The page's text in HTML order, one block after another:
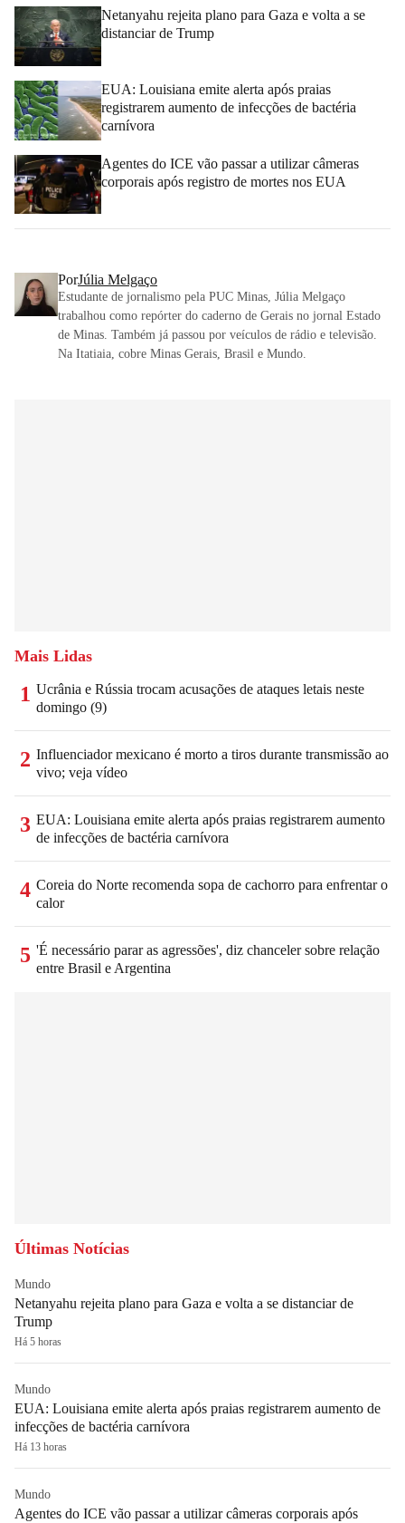
Netanyahu rejeita plano para Gaza e volta a se
distanciar de Trump
EUA: Louisiana emite alerta após praias
registrarem aumento de infecções de bactéria
carnívora
Agentes do ICE vão passar a utilizar câmeras
corporais após registro de mortes nos EUA
PorJúlia Melgaço
Estudante de jornalismo pela PUC Minas, Júlia Melgaço
trabalhou como repórter do caderno de Gerais no jornal Estado
de Minas. Também já passou por veículos de rádio e televisão.
Na Itatiaia, cobre Minas Gerais, Brasil e Mundo.
Mais Lidas
1 Ucrânia e Rússia trocam acusações de ataques letais neste
domingo (9)
2 Influenciador mexicano é morto a tiros durante transmissão ao
vivo; veja vídeo
3 EUA: Louisiana emite alerta após praias registrarem aumento
de infecções de bactéria carnívora
4 Coreia do Norte recomenda sopa de cachorro para enfrentar o
calor
5 'É necessário parar as agressões', diz chanceler sobre relação
entre Brasil e Argentina
Últimas Notícias
Mundo
Netanyahu rejeita plano para Gaza e volta a se distanciar de
Trump
Há 5 horas
Mundo
EUA: Louisiana emite alerta após praias registrarem aumento de
infecções de bactéria carnívora
Há 13 horas
Mundo
Agentes do ICE vão passar a utilizar câmeras corporais após